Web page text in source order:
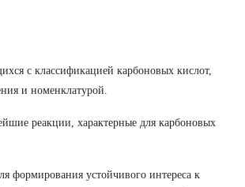
с классификацией карбоновых кислот,
и номенклатурой.
реакции, характерные для карбоновых
формирования устойчивого интереса к